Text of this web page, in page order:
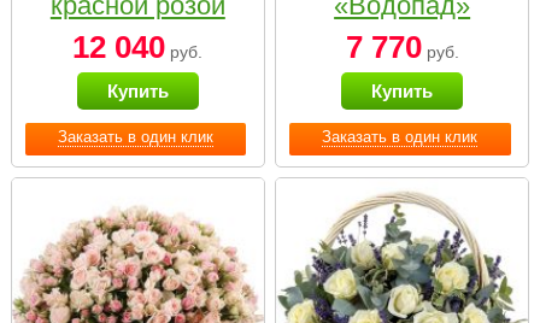
Заказать в один клик
12 040 руб.
Купить
Заказать в один клик
7 770руб.
Купить